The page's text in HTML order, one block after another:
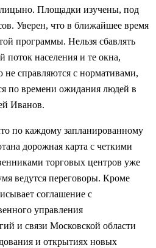
Площадки изучены, под
Уверен, что в ближайшее время
программы. Нельзя сбавлять
населения и те окна,
не справляются с нормативами,
по времени ожидания людей в
Иванов.
по каждому запланированному
дорожная карта с четкими
торговых центров уже
ведутся переговоры. Кроме
соглашение с
управления
и связи Московской области
и открытиях новых